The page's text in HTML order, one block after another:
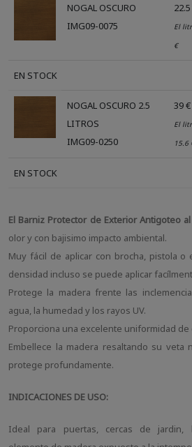
NOGAL OSCURO
IMG09-0075
El
€
EN STOCK
NOGAL OSCURO 2.5
LITROS
IMG09-0250
39 €
El
15.6
EN STOCK
El Barniz Protector de Exterior Antigoteo
olor y con bajisimo impacto ambiental.
Muy fácil de aplicar con brocha, pistola
densidad incluso se puede aplicar
Protege la madera frente las
agua, la humedad y los rayos UV.
Proporciona una excelente uniformidad de
Embellece la madera resaltando su veta
protege profundamente.
INDICACIONES DE USO:
Ideal para puertas, cercas de jardin,